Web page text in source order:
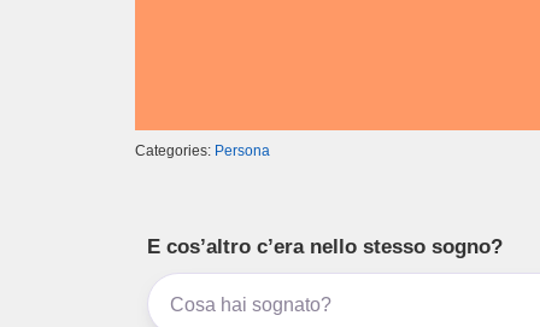
Categories: Persona
E cos’altro c’era nello stesso sogno?